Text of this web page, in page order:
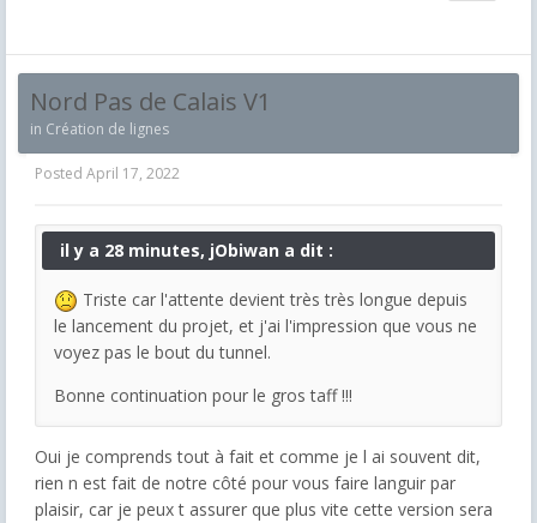
Nord Pas de Calais V1
in Création de lignes
Posted April 17, 2022
il y a 28 minutes, jObiwan a dit :
Triste car l'attente devient très très longue depuis
le lancement du projet, et j'ai l'impression que vous ne
voyez pas le bout du tunnel.
Bonne continuation pour le gros taff !!!
Oui je comprends tout à fait et comme je l ai souvent dit,
rien n est fait de notre côté pour vous faire languir par
plaisir, car je peux t assurer que plus vite cette version sera